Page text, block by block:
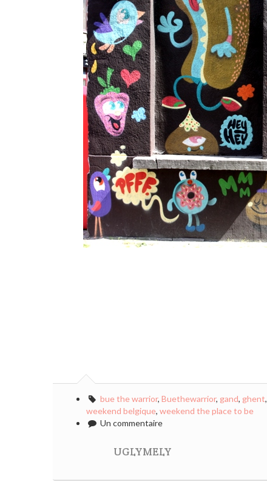
bue the warrior, Buethewarrior, gand, ghent,
weekend belgique, weekend the place to be
Un commentaire
UGLYMELY